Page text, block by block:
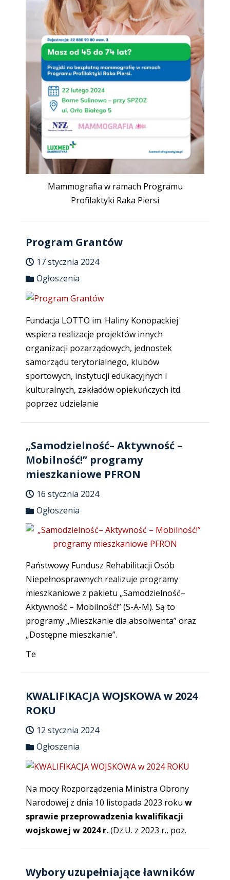
Mammografia w ramach Programu
Profilaktyki Raka Piersi
Program Grantów
17 stycznia 2024
Ogłoszenia
Fundacja LOTTO im. Haliny Konopackiej
wspiera realizacje projektów innych
organizacji pozarządowych, jednostek
samorządu terytorialnego, klubów
sportowych, instytucji edukacyjnych i
kulturalnych, zakładów opiekuńczych itd.
poprzez udzielanie
„Samodzielność– Aktywność –
Mobilność!” programy
mieszkaniowe PFRON
16 stycznia 2024
Ogłoszenia
Państwowy Fundusz Rehabilitacji Osób
Niepełnosprawnych realizuje programy
mieszkaniowe z pakietu „Samodzielność–
Aktywność – Mobilność!” (S-A-M). Są to
programy „Mieszkanie dla absolwenta” oraz
„Dostępne mieszkanie”.
Te
KWALIFIKACJA WOJSKOWA w 2024
ROKU
12 stycznia 2024
Ogłoszenia
Na mocy Rozporządzenia Ministra Obrony
Narodowej z dnia 10 listopada 2023 roku w
sprawie przeprowadzenia kwalifikacji
wojskowej w 2024 r.(Dz.U. z 2023 r., poz.
Wybory uzupełniające ławników